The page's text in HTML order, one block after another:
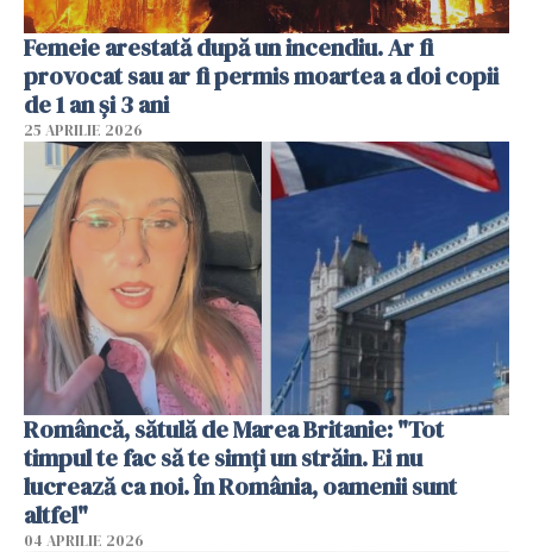
Femeie arestată după un incendiu. Ar fi
provocat sau ar fi permis moartea a doi copii
de 1 an și 3 ani
25 APRILIE 2026
Româncă, sătulă de Marea Britanie: "Tot
timpul te fac să te simți un străin. Ei nu
lucrează ca noi. În România, oamenii sunt
altfel"
04 APRILIE 2026